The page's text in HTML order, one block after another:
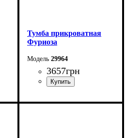
Тумба прикроватная
Фуриоза
29964
3657грн
Ширина: 50 см